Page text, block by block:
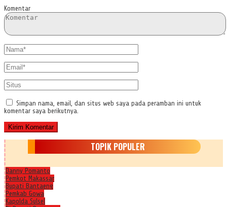
Komentar
Simpan nama, email, dan situs web saya pada peramban ini untuk
komentar saya berikutnya.
TOPIK POPULER
Danny Pomanto
Pemkot Makassar
Bupati Bantaeng
Pemkab Gowa
Kapolda Sulsel